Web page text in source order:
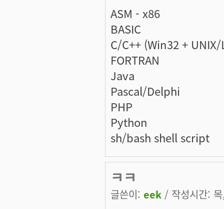
ASM - x86
BASIC
C/C++ (Win32 +
FORTRAN
Java
Pascal/Delphi
PHP
Python
sh/bash shell script
ㅋㅋ
글쓴이: eek / 작성시간: